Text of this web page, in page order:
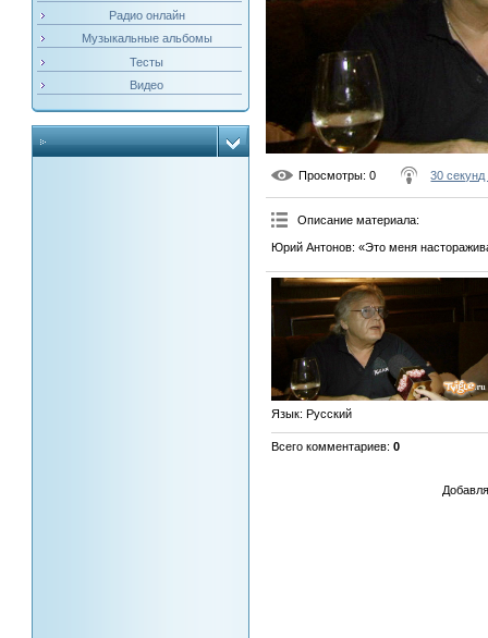
Радио онлайн
Музыкальные альбомы
Тесты
Видео
Просмотры: 0 30 секунд
Описание материала:
Юрий Антонов: «Это меня
Язык: Русский
Всего комментариев:0